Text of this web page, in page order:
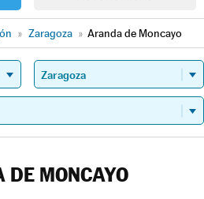
» Zaragoza » Aranda de Moncayo
DE MONCAYO